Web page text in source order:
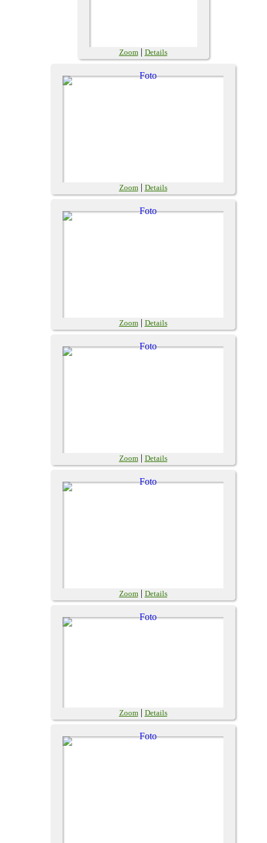
Zoom| Details
Zoom| Details
Zoom| Details
Zoom| Details
Zoom| Details
Zoom| Details